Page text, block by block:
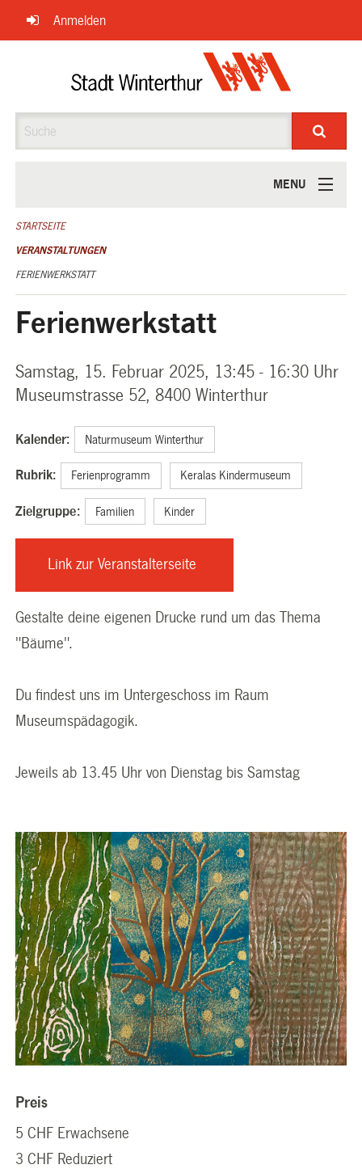
Navigation
überspringen
Anmelden
MENU
ÜBER UNS
STARTSEITE
VERANSTALTUNGEN
FERIENWERKSTATT
Ferienwerkstatt
Samstag, 15. Februar 2025, 13:45 - 16:30 Uhr
Museumstrasse 52, 8400 Winterthur
Kalender: Naturmuseum Winterthur
Rubrik: Ferienprogramm Keralas Kindermuseum
Zielgruppe: Familien Kinder
Link zur Veranstalterseite
Gestalte deine eigenen Drucke rund um das Thema
"Bäume".
Du findest uns im Untergeschoss im Raum
Museumspädagogik.
Jeweils ab 13.45 Uhr von Dienstag bis Samstag
Preis
5 CHF Erwachsene
3 CHF Reduziert